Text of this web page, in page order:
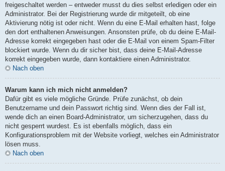
freigeschaltet werden – entweder musst du dies selbst erledigen oder ein
Administrator. Bei der Registrierung wurde dir mitgeteilt, ob eine
Aktivierung nötig ist oder nicht. Wenn du eine E-Mail erhalten hast, folge
den dort enthaltenen Anweisungen. Ansonsten prüfe, ob du deine E-Mail-
Adresse korrekt eingegeben hast oder die E-Mail von einem Spam-Filter
blockiert wurde. Wenn du dir sicher bist, dass deine E-Mail-Adresse
korrekt eingegeben wurde, dann kontaktiere einen Administrator.
Nach oben
Warum kann ich mich nicht anmelden?
Dafür gibt es viele mögliche Gründe. Prüfe zunächst, ob dein
Benutzername und dein Passwort richtig sind. Wenn dies der Fall ist,
wende dich an einen Board-Administrator, um sicherzugehen, dass du
nicht gesperrt wurdest. Es ist ebenfalls möglich, dass ein
Konfigurationsproblem mit der Website vorliegt, welches ein Administrator
lösen muss.
Nach oben